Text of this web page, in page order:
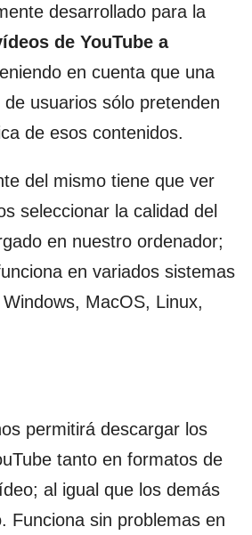
desarrollado para la
de YouTube a
en cuenta que una
usuarios sólo pretenden
de esos contenidos.
del mismo tiene que ver
seleccionar la calidad del
en nuestro ordenador;
en variados sistemas
MacOS, Linux,
permitirá descargar los
tanto en formatos de
al igual que los demás
Funciona sin problemas en